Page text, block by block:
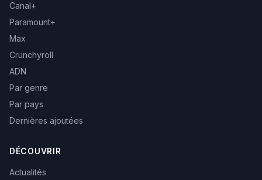
Canal+
Paramount+
Max
Crunchyroll
ADN
Par genre
Par pays
Dernières ajoutées
DÉCOUVRIR
Actualités